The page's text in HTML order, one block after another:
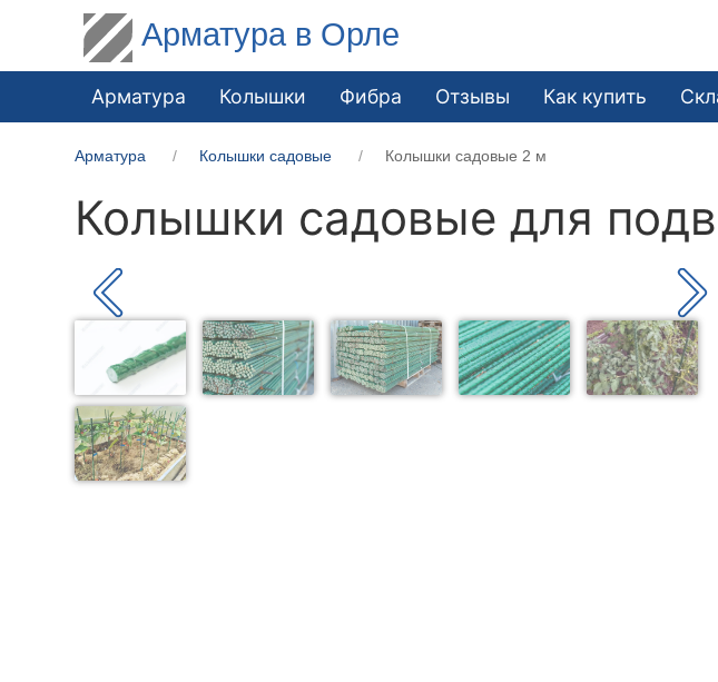
Арматура в Орле
Арматура Колышки Фибра Отзывы Как купить
Арматура Колышки садовые Колышки садовые 2 м
Колышки садовые для